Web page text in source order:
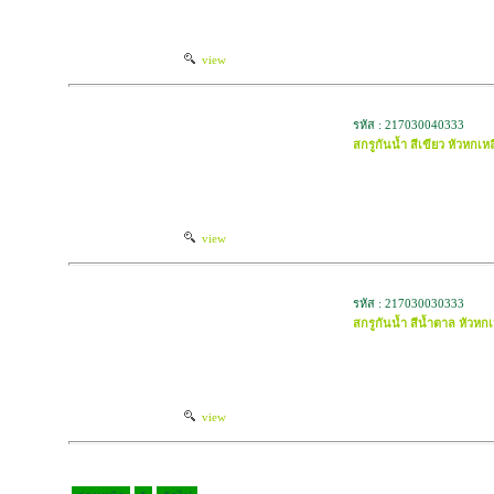
view
view
รหัส : 217030040333
สกรูกันน้ำ สีเขียว หัวหกเห
view
รหัส : 217030030333
สกรูกันน้ำ สีน้ำตาล หัวหก